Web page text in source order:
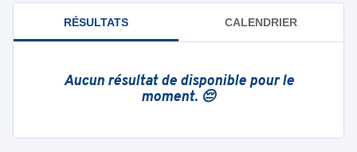
RÉSULTATS CALENDRIER
Aucun résultat de disponible pour le
moment. 😔